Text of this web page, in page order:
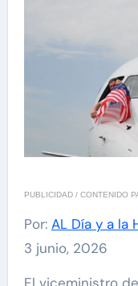
PUBLICIDAD / CONTENIDO
Por: AL Día y a la
3 junio, 2026